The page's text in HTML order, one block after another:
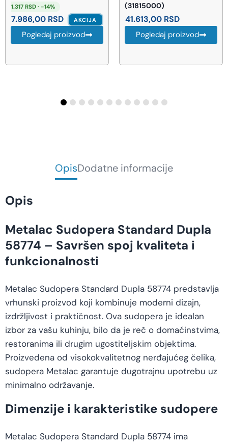
(31815000)
41.613,00 RSD
Pogledaj proizvod
Pogledaj proizvod
OpisDodatne informacije
Opis
Metalac Sudopera Standard Dupla
58774 – Savršen spoj kvaliteta i
funkcionalnosti
Metalac Sudopera Standard Dupla 58774 predstavlja
vrhunski proizvod koji kombinuje moderni dizajn,
izdržljivost i praktičnost. Ova sudopera je idealan
izbor za vašu kuhinju, bilo da je reč o domaćinstvima,
restoranima ili drugim ugostiteljskim objektima.
Proizvedena od visokokvalitetnog nerđajućeg čelika,
sudopera Metalac garantuje dugotrajnu upotrebu uz
minimalno održavanje.
Dimenzije i karakteristike sudopere
Metalac Sudopera Standard Dupla 58774 ima